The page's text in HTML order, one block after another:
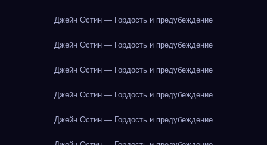
Джейн Остин — Гордость и предубеждение
Джейн Остин — Гордость и предубеждение
Джейн Остин — Гордость и предубеждение
Джейн Остин — Гордость и предубеждение
Джейн Остин — Гордость и предубеждение